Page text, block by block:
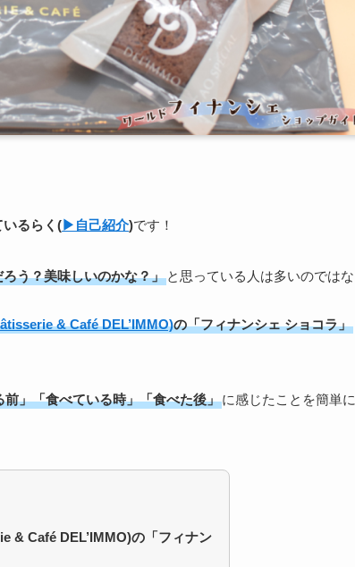
いるらく (▶︎自己紹介)です！
う？美味しいのかな？」 と思っている人は多いのではな
& Café DEL’IMMO)の「フィナンシェ ショコラ」
前」「食べている時」「食べた後」に感じたことを簡単に
& Café DEL’IMMO)の「フィナン